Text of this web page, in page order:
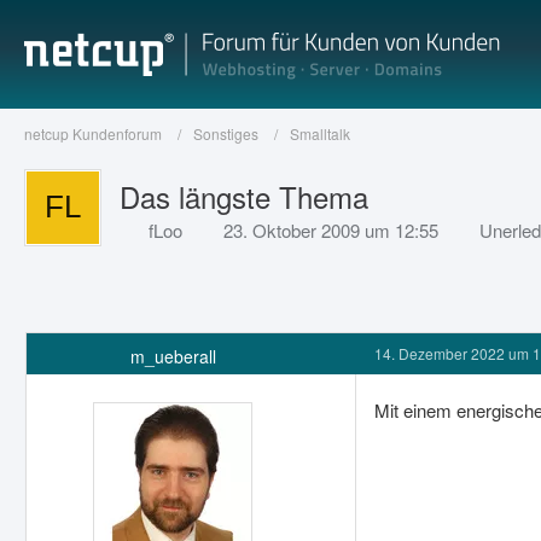
netcup Kundenforum Sonstiges Smalltalk
Das längste Thema
fLoo 23. Oktober 2009 um 12:55
m_ueberall 14. Dezember 2022 um
Mit einem